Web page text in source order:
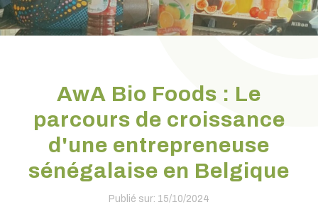
AwA Bio Foods : Le
parcours de croissance
d'une entrepreneuse
sénégalaise en Belgique
Publié sur: 15/10/2024